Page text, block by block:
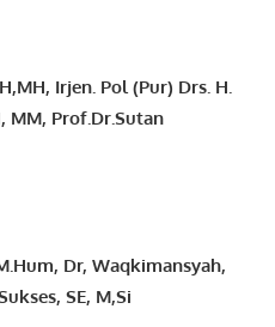
, Irjen. Pol (Pur) Drs. H.
MM, Prof.Dr.Sutan
, Dr, Waqkimansyah,
SE, M,Si